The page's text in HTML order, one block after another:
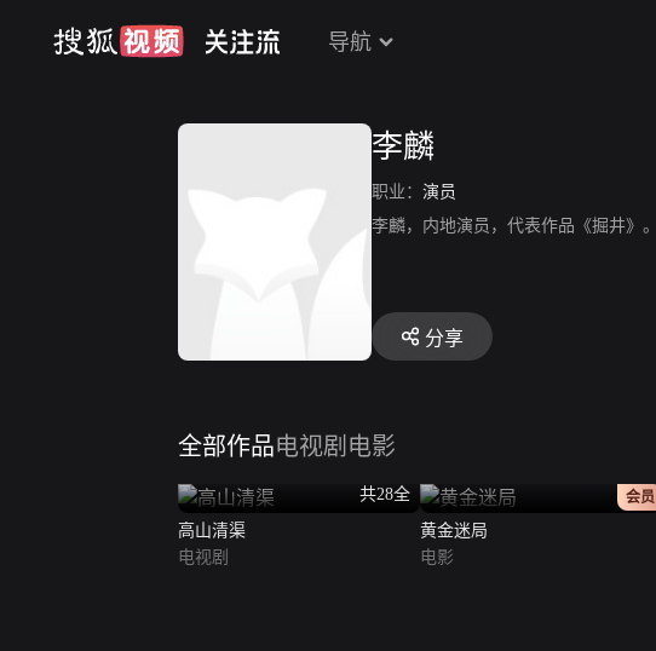
导航
李麟
职业： 演员
李麟，内地演员，代表作品《掘井》。
分享
全部作品电视剧 电影
共28全
高山清渠
电视剧
正片
会员
黄金迷局
电影